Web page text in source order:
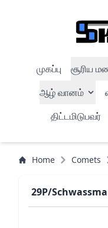
முகப்பு சூரிய
ஆழ் வானம்
திட்டமிடுபவர்
Home Comets
29P/